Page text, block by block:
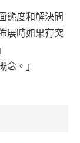
態度和解決問
展時如果有突
念。」